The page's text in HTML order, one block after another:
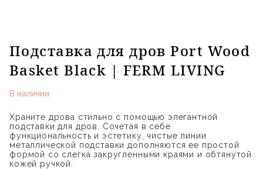
Подставка для дров Port Wood
Basket Black | FERM LIVING
В наличии
Храните дрова стильно с помощью элегантной
подставки для дров. Сочетая в себе
функциональность и эстетику, чистые линии
металлической подставки дополняются ее простой
формой со слегка закругленными краями и обтянутой
кожей ручкой.